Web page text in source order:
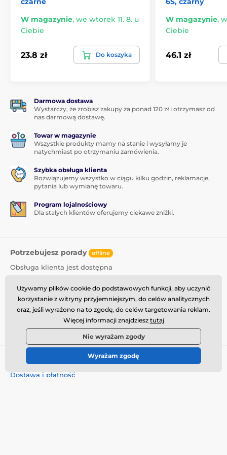
kredytowej lub dokumentów osobistych.
kolorystycznych, a jeśli ten nie spełnia twoich
oczekiwań, sprawdź inneetui do telefonów Apple
iPhone 6, 6S Etui na iPhone 6, 6S
W magazynie, we wtorek 11. 8. u
Ciebie
23.8 zł Do koszyka
W magazynie,
Ciebie
46.1 zł
Darmowa dostawa
Wystarczy, że zrobisz zakupy za ponad 120 zł i otrzymasz od
nas darmową dostawę.
Towar w magazynie
Wszystkie produkty mamy na stanie i wysyłamy je
natychmiast po otrzymaniu zamówienia.
Szybka obsługa klienta
Rozwiązujemy wszystko w ciągu kilku godzin, reklamacje,
pytania lub wymianę towaru.
Program lojalnościowy
Dla stałych klientów oferujemy ciekawe zniżki.
Potrzebujesz porady offline
Obsługa klienta jest dostępna
Gdzie nas znaleźć
Wszystko o zakupach
Dostawa i płatność
Używamy plików cookie do podstawowych funkcji, aby uczynić
korzystanie z witryny przyjemniejszym, do celów analitycznych
oraz, jeśli wyrażono na to zgodę, do celów targetowania reklam.
Więcej informacji znajdziesz tutaj
Nie wyrażam zgody
Wyrażam zgodę